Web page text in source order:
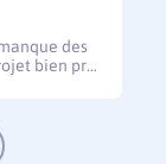
des
bien pr…